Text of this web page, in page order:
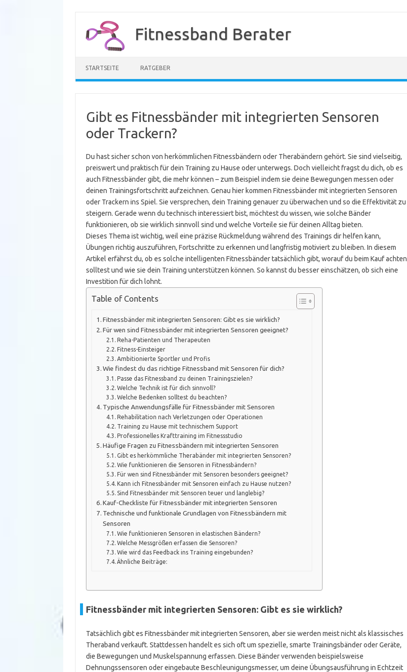
springen
Fitnessband Berater
STARTSEITE RATGEBER
Gibt es Fitnessbänder mit integrierten Sensoren
oder Trackern?
Du hast sicher schon von herkömmlichen Fitnessbändern oder Therabändern gehört. Sie sind vielseitig,
preiswert und praktisch für dein Training zu Hause oder unterwegs. Doch vielleicht fragst du dich, ob es
auch Fitnessbänder gibt, die mehr können – zum Beispiel indem sie deine Bewegungen messen oder
deinen Trainingsfortschritt aufzeichnen. Genau hier kommen Fitnessbänder mit integrierten Sensoren
oder Trackern ins Spiel. Sie versprechen, dein Training genauer zu überwachen und so die Effektivität zu
steigern. Gerade wenn du technisch interessiert bist, möchtest du wissen, wie solche Bänder
funktionieren, ob sie wirklich sinnvoll sind und welche Vorteile sie für deinen Alltag bieten.
Dieses Thema ist wichtig, weil eine präzise Rückmeldung während des Trainings dir helfen kann,
Übungen richtig auszuführen, Fortschritte zu erkennen und langfristig motiviert zu bleiben. In diesem
Artikel erfährst du, ob es solche intelligenten Fitnessbänder tatsächlich gibt, worauf du beim Kauf achten
solltest und wie sie dein Training unterstützen können. So kannst du besser einschätzen, ob sich eine
Investition für dich lohnt.
Table of Contents
Fitnessbänder mit integrierten Sensoren: Gibt es sie wirklich?
Für wen sind Fitnessbänder mit integrierten Sensoren geeignet?
Reha-Patienten und Therapeuten
Fitness-Einsteiger
Ambitionierte Sportler und Profis
Wie findest du das richtige Fitnessband mit Sensoren für dich?
Passe das Fitnessband zu deinen Trainingszielen?
Welche Technik ist für dich sinnvoll?
Welche Bedenken solltest du beachten?
Typische Anwendungsfälle für Fitnessbänder mit Sensoren
Rehabilitation nach Verletzungen oder Operationen
Training zu Hause mit technischem Support
Professionelles Krafttraining im Fitnessstudio
Häufige Fragen zu Fitnessbändern mit integrierten Sensoren
Gibt es herkömmliche Therabänder mit integrierten Sensoren?
Wie funktionieren die Sensoren in Fitnessbändern?
Für wen sind Fitnessbänder mit Sensoren besonders geeignet?
Kann ich Fitnessbänder mit Sensoren einfach zu Hause nutzen?
Sind Fitnessbänder mit Sensoren teuer und langlebig?
Kauf-Checkliste für Fitnessbänder mit integrierten Sensoren
Technische und funktionale Grundlagen von Fitnessbändern mit
Sensoren
Wie funktionieren Sensoren in elastischen Bändern?
Welche Messgrößen erfassen die Sensoren?
Wie wird das Feedback ins Training eingebunden?
Ähnliche Beiträge:
Fitnessbänder mit integrierten Sensoren: Gibt es sie wirklich?
Tatsächlich gibt es Fitnessbänder mit integrierten Sensoren, aber sie werden meist nicht als klassisches
Theraband verkauft. Stattdessen handelt es sich oft um spezielle, smarte Trainingsbänder oder Geräte,
die Bewegungen und Muskelspannung erfassen. Diese Bänder verwenden beispielsweise
Dehnungssensoren oder eingebaute Beschleunigungsmesser, um deine Übungsausführung in Echtzeit